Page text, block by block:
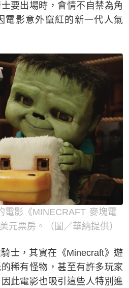
要出場時，會情不自禁為角
電影意外竄紅的新一代人氣
電影《MINECRAFT 麥塊電
元票房。（圖／華納提供）
士，其實在《Minecraft》遊
稀有怪物，甚至有許多玩家
此電影也吸引這些人特別進